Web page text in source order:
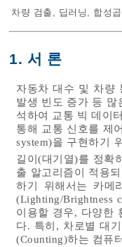
차량 검출 , 딥러닝 , 합성
1. 서 론
자동차 대수 및 차량
발생 빈도 증가 등 많
석하여 교통 빅 데이
통해 교통 신호를 제
system)을 구현하기
길이(대기열)를 정확
출 알고리즘이 적용
하기 위해서는 카메
(Lighting/Brightness
이용할 경우, 다양한
다. 특히, 차로별 대
(Counting)하는 컴퓨